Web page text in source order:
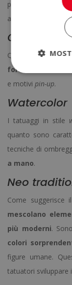
persone che si
anche le
Old School
Questi tatuaggi
forti e un’aria
e motivi pin-up.
Watercolor
I tatuaggi in stile
quanto sono
tecniche di
a mano.
Neo
Come suggerisce
mescolano
più moderni.
colori
figure umane.
tatuatori sviluppare